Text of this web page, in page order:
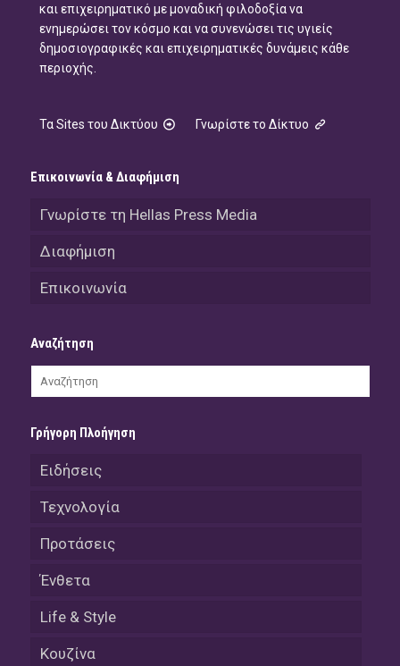
και επιχειρηματικό με μοναδική φιλοδοξία να
ενημερώσει τον κόσμο και να συνενώσει τις υγιείς
δημοσιογραφικές και επιχειρηματικές δυνάμεις κάθε
περιοχής.
Τα Sites του Δικτύου Γνωρίστε το Δίκτυο
Επικοινωνία & Διαφήμιση
Γνωρίστε τη Hellas Press Media
Διαφήμιση
Επικοινωνία
Αναζήτηση
Γρήγορη Πλοήγηση
Ειδήσεις
Τεχνολογία
Προτάσεις
Ένθετα
Life & Style
Κουζίνα